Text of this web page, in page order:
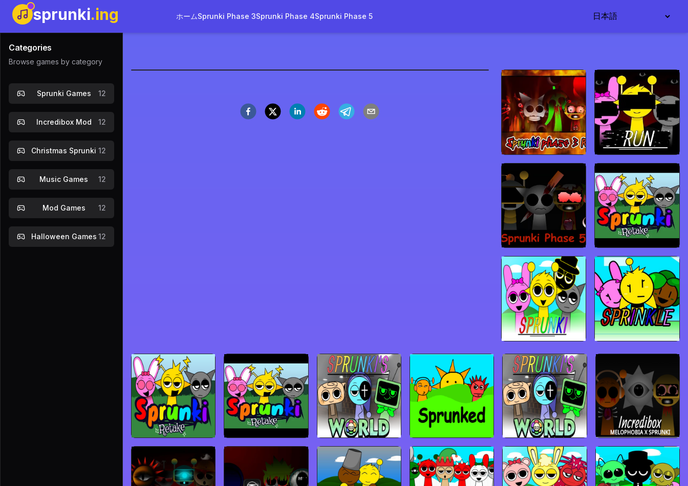
sprunki.ing ホームSprunki Phase 3Sprunki Phase 4Sprunki Phase 5
Categories
Browse games by category
Sprunki Games 12
Incredibox Mod 12
Christmas Sprunki 12
Music Games 12
Mod Games 12
Halloween Games 12